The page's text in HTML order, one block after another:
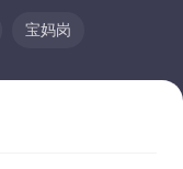
宝妈岗